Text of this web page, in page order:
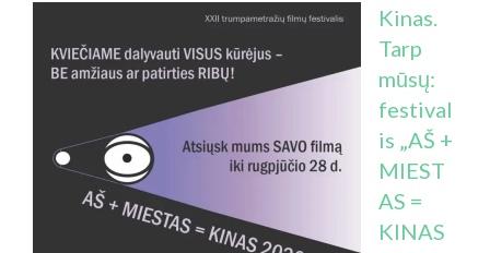
Kinas.
Tarp
mūsų:
festival
is „AŠ +
MIEST
AS =
KINAS